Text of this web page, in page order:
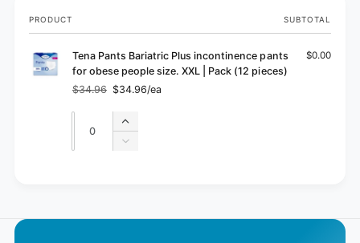
Your
cart
PRODUCT SUBTOTAL
Tena Pants Bariatric Plus incontinence pants
for obese people size. XXL | Pack (12 pieces)
Regular
price
$34.96
Sale
price
$34.96/ea
$0.00
Quantity
Increase
quantity
Decrease
a